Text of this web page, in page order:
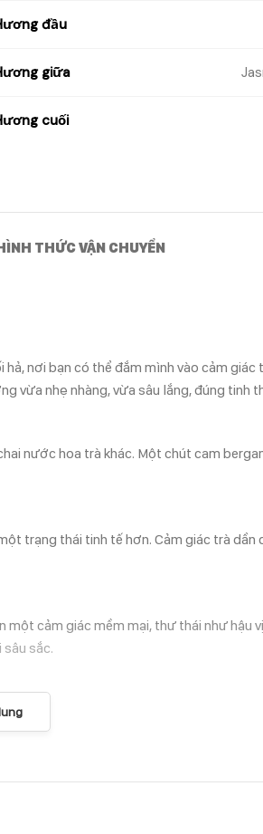
đầu
giữa
cuối
THỨC VẬN CHUYỂN
nơi bạn có thể đắm mình vào cảm
vừa nhẹ nhàng, vừa sâu lắng, đúng tinh
nước hoa trà khác. Một chút cam
trạng thái tinh tế hơn. Cảm giác trà
cảm giác mềm mại, thư thái như
sắc.
chịu.
một mùi hương để tìm lại sự cân